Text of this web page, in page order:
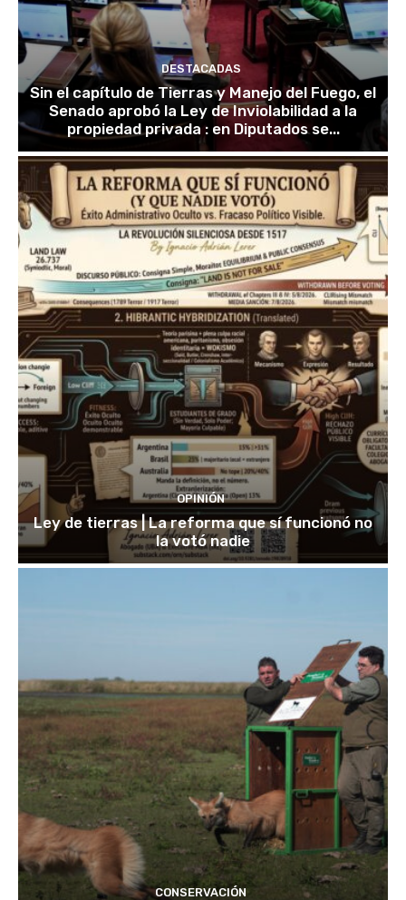
DESTACADAS
Sin el capítulo de Tierras y Manejo del Fuego, el
Senado aprobó la Ley de Inviolabilidad a la
propiedad privada : en Diputados se...
OPINIÓN
Ley de tierras | La reforma que sí funcionó no
la votó nadie
CONSERVACIÓN